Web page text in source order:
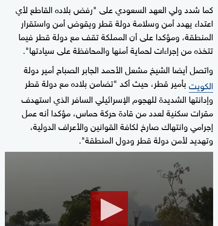
كما شدد ولي العهد السعودي على "رفض بلاده القاطع لأي
اعتداء يهدد أمن وسلامة دولة قطر ويقوض أمن واستقرار
المنطقة، ومؤكدا على أن المملكة تقف مع دولة قطر فيما
تتخذه من إجراءات لحماية أمنها والمحافظة على سيادتها".
واتصل أيضا الشيخ مشعل الأحمد الجابر الصباح أمير دولة
الكويتبأمير قطر، حيث أكد "تضامن بلاده مع دولة قطر
وإدانتها الشديدة للهجوم الإسرائيلي السافر الذي استهدف
مقرات سكنية لعدد من قادة حركة حماس، مؤكدا أنه عمل
إجرامي وانتهاك صارخ لكافة القوانين والأعراف الدولية،
وتهديد لأمن دولة قطر ودول المنطقة".
21